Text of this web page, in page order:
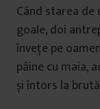
Când starea
goale, doi
învețe pe
pâine cu maia,
și întors la